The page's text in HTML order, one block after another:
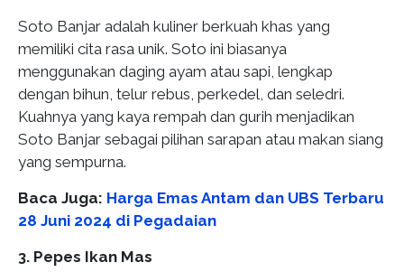
Soto Banjar adalah kuliner berkuah khas yang
memiliki cita rasa unik. Soto ini biasanya
menggunakan daging ayam atau sapi, lengkap
dengan bihun, telur rebus, perkedel, dan seledri.
Kuahnya yang kaya rempah dan gurih menjadikan
Soto Banjar sebagai pilihan sarapan atau makan siang
yang sempurna.
Baca Juga: Harga Emas Antam dan UBS Terbaru
28 Juni 2024 di Pegadaian
3. Pepes Ikan Mas